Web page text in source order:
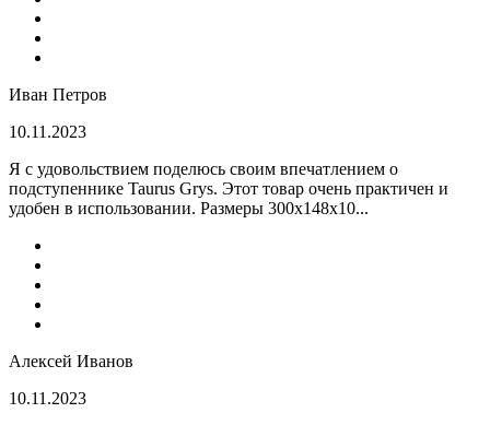
Иван Петров
10.11.2023
Я с удовольствием поделюсь своим впечатлением о
подступеннике Taurus Grys. Этот товар очень практичен и
удобен в использовании. Размеры 300х148х10...
Алексей Иванов
10.11.2023